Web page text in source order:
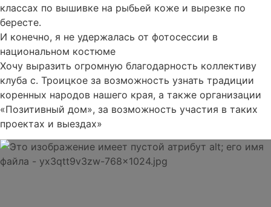
классах по вышивке на рыбьей коже и вырезке по
бересте.
И конечно, я не удержалась от фотосессии в
национальном костюме
Хочу выразить огромную благодарность коллективу
клуба с. Троицкое за возможность узнать традиции
коренных народов нашего края, а также организации
«Позитивный дом», за возможность участия в таких
проектах и выездах»